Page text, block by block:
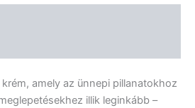
amely az ünnepi pillanatokhoz
illik leginkább –